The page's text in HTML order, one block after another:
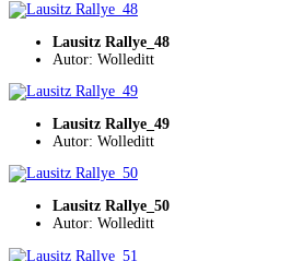
Lausitz Rallye_48
Autor: Wolleditt
Lausitz Rallye_49
Autor: Wolleditt
Lausitz Rallye_50
Autor: Wolleditt